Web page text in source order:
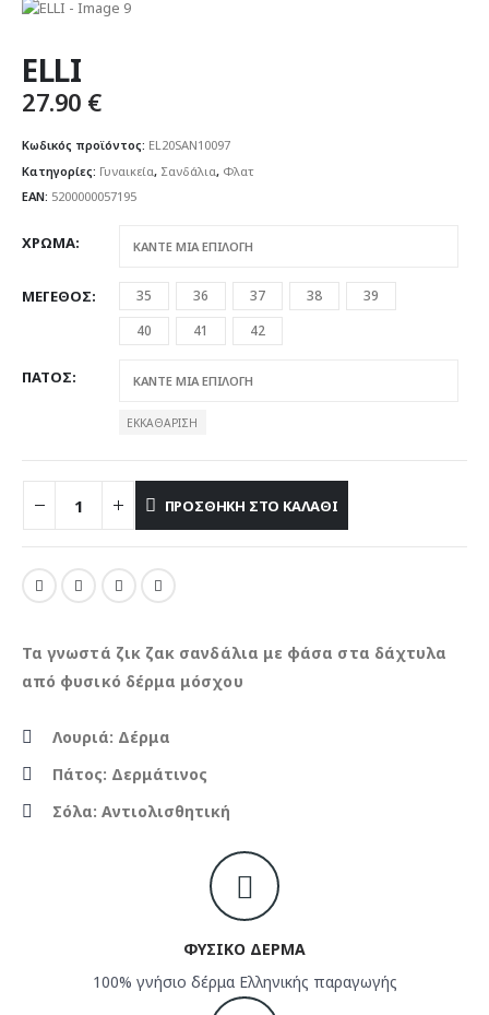
ELLI
27.90 €
Κωδικός προϊόντος: EL20SAN10097
Κατηγορίες: Γυναικεία, Σανδάλια, Φλατ
EAN: 5200000057195
ΧΡΩΜΑ
ΜΕΓΕΘΟΣ 35 36 37 38
39
40
41 42
ΠΑΤΟΣ
ΕΚΚΑΘΆΡΙΣΗ
ΠΡΟΣΘΉΚΗ ΣΤΟ ΚΑΛΆΘΙ
Τα γνωστά ζικ ζακ σανδάλια με φάσα στα δάχτυλα
από φυσικό δέρμα μόσχου
Λουριά: Δέρμα
Πάτος: Δερμάτινος
Σόλα: Αντιολισθητική
ΦΥΣΙΚΟ ΔΕΡΜΑ
100% γνήσιο δέρμα Ελληνικής παραγωγής